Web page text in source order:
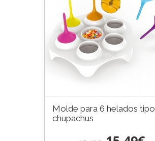
Molde para 6 helados tipo
chupachus